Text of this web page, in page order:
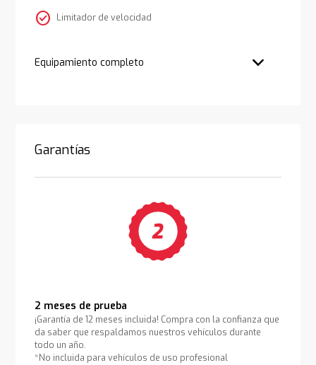
check_circle Limitador de velocidad
Equipamiento completo
Garantías
2 meses de prueba
¡Garantía de 12 meses incluida! Compra con la confianza que
da saber que respaldamos nuestros vehículos durante
todo un año.
*No incluida para vehículos de uso profesional